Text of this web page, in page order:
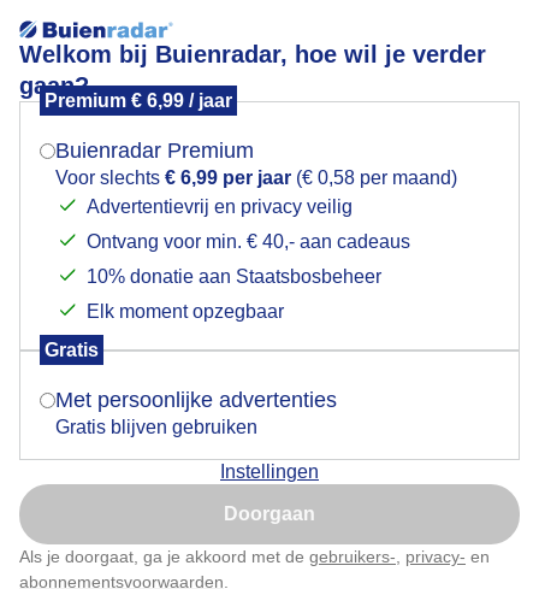
Welkom bij Buienradar, hoe wil je verder
gaan?
Premium € 6,99 / jaar
Buienradar Premium
Voor slechts € 6,99 per jaar (€ 0,58 per maand)
Advertentievrij en privacy veilig
Ontvang voor min. € 40,- aan cadeaus
10% donatie aan Staatsbosbeheer
Elk moment opzegbaar
Gratis
Met persoonlijke advertenties
Gratis blijven gebruiken
Instellingen
Doorgaan
Als je doorgaat, ga je akkoord met de gebruikers- privacy- en
abonnementsvoorwaarden
Wolken en blauwe lucht
Mogen we je locatie gebruiken voor het
Indien je hier nog geen akkoord op hebt gegeven,
verschijnt er zo een pop-up uit je browser waarin
Is goed, toon de popup
Nu niet, misschien later
Klik hierom dit aan te passen